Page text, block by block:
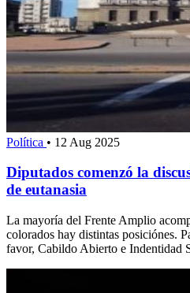
Política • 12 Aug 2025
Diputados comenzó la
de eutanasia
La mayoría del Frente Amplio
colorados hay distintas posiciónes.
favor, Cabildo Abierto e Indentidad